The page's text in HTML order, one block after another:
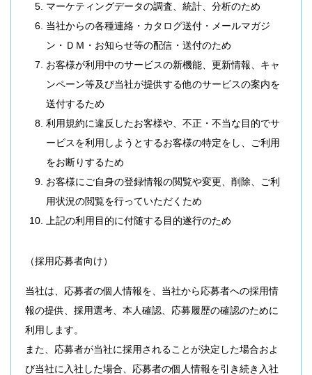
マーケティングデータの調査、統計、分析のため
当社からの各種連絡・カタログ送付・メールマガジ
ン・ＤＭ・お知らせ等の配信・送付のため
お客様が利用中のサービスの新機能、更新情報、キャ
ンペーン等及び当社が提供する他のサービスの案内を
送付するため
利用規約に違反したお客様や、不正・不当な目的でサ
ービスを利用しようとするお客様の特定をし、ご利用
をお断りするため
お客様にご自身の登録情報の閲覧や変更、削除、ご利
用状況の閲覧を行っていただくため
上記の利用目的に付随する目的遂行のため
（採用応募者向け）
当社は、応募者の個人情報を、当社から応募者への採用情
報の提供、採用選考、本人確認、応募履歴の確認のために
利用します。
また、応募者が当社に採用されることが決定した場合およ
び当社に入社した場合、応募者の個人情報を引き続き入社